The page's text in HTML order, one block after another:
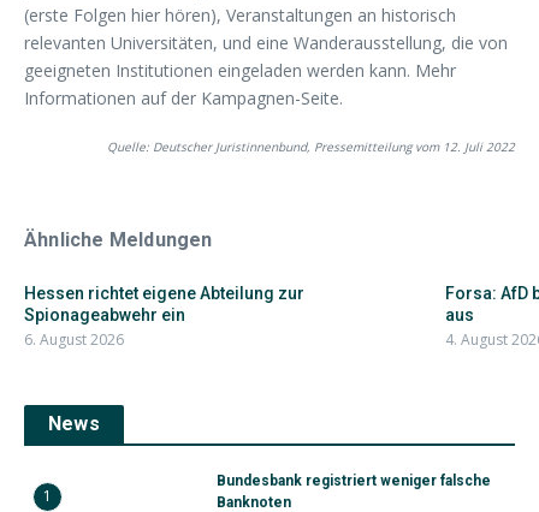
(erste Folgen hier hören), Veranstaltungen an historisch
relevanten Universitäten, und eine Wanderausstellung, die von
geeigneten Institutionen eingeladen werden kann. Mehr
Informationen auf der Kampagnen-Seite.
Quelle: Deutscher Juristinnenbund, Pressemitteilung vom 12. Juli 2022
Ähnliche Meldungen
Hessen richtet eigene Abteilung zur
Spionageabwehr ein
6. August 2026
Forsa: AfD
aus
4. August
News
1
Bundesbank registriert weniger falsche
Banknoten